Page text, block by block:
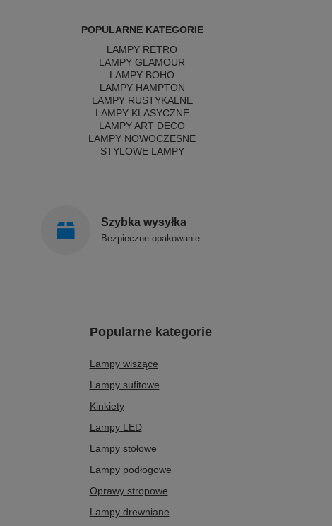
POPULARNE KATEGORIE
LAMPY RETRO
LAMPY GLAMOUR
LAMPY BOHO
LAMPY HAMPTON
LAMPY RUSTYKALNE
LAMPY KLASYCZNE
LAMPY ART DECO
LAMPY NOWOCZESNE
STYLOWE LAMPY
Szybka wysyłka
Bezpieczne opakowanie
Popularne kategorie
Lampy wiszące
Lampy sufitowe
Kinkiety
Lampy LED
Lampy stołowe
Lampy podłogowe
Oprawy stropowe
Lampy drewniane